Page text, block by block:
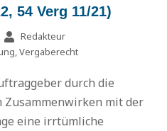
54 Verg 11/21)
Redakteur
,Vergaberecht
durch die
Zusammenwirken mit der
eine irrtümliche